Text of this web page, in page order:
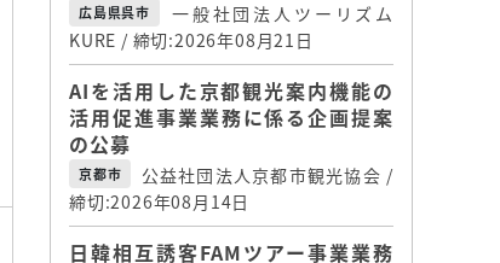
広島県呉市
一般社団法人ツーリズム
KURE / 締切:2026年08月21日
AIを活用した京都観光案内機能の
活用促進事業業務に係る企画提案
の公募
京都市
公益社団法人京都市観光協会 /
締切:2026年08月14日
日韓相互誘客FAMツアー事業業務